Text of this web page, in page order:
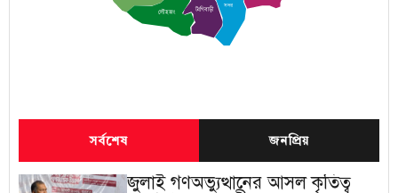
টংগিবাড়ী
সদর
লৌহজং
সর্বশেষ জনপ্রিয়
জুলাই গণঅভ্যুত্থানের আসল কৃতিত্ব